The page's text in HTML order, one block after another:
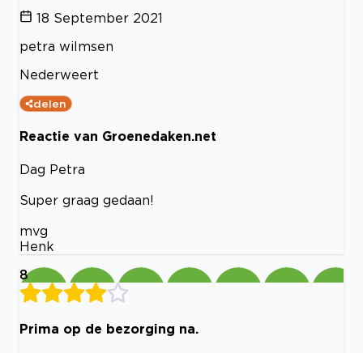
18 September 2021
petra wilmsen
Nederweert
delen
Reactie van Groenedaken.net
Dag Petra
Super graag gedaan!
mvg
Henk
8
Prima op de bezorging na.